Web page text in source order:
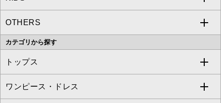
MK MICHEL KLEIN
OFUON le MK
MICHEL KLEIN HOMME
MK MICHEL KLEIN HOMME
a.v.v
OTHERS
MK MICHEL KLEIN BAG
カテゴリから探す
トップス
すべてのトップス
ワンピース・ドレス